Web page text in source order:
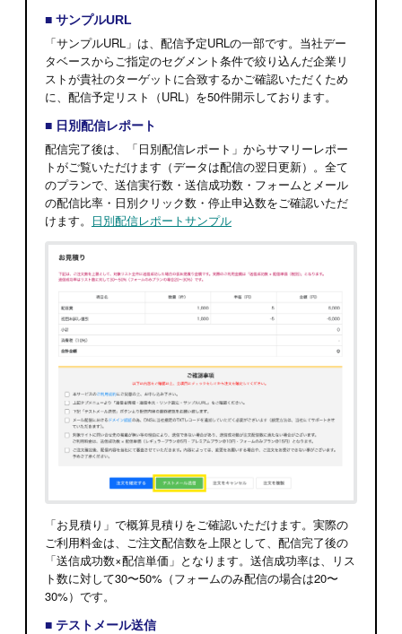
■ サンプルURL
「サンプルURL」は、配信予定URLの一部です。当社デー
タベースからご指定のセグメント条件で絞り込んだ企業リ
ストが貴社のターゲットに合致するかご確認いただくため
に、配信予定リスト（URL）を50件開示しております。
■ 日別配信レポート
配信完了後は、「日別配信レポート」からサマリーレポー
トがご覧いただけます（データは配信の翌日更新）。 全て
のプランで、送信実行数・送信成功数・フォームとメール
の配信比率・日別クリック数・停止申込数をご確認いただ
けます。 日別配信レポートサンプル
「お見積り」で概算見積りをご確認いただけます。実際の
ご利用料金は、ご注文配信数を上限として、配信完了後の
「送信成功数×配信単価」となります。送信成功率は、リス
ト数に対して30〜50%（フォームのみ配信の場合は20〜
30%）です。
■ テストメール送信